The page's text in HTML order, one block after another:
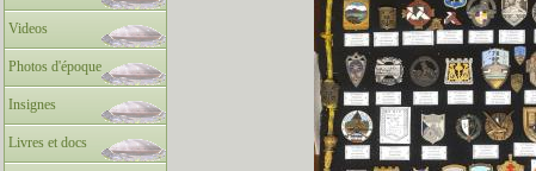
Videos
Photos d'époque
Insignes
Livres et docs